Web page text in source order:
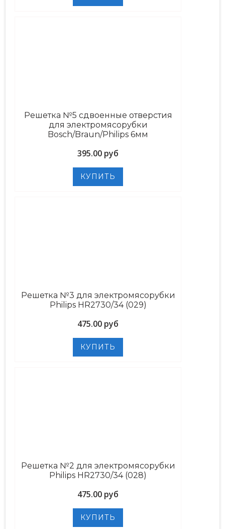
Решетка №5 сдвоенные отверстия
для электромясорубки
Bosch/Braun/Philips 6мм
395.00 руб
Решетка №3 для электромясорубки
Philips HR2730/34 (029)
475.00 руб
Решетка №2 для электромясорубки
Philips HR2730/34 (028)
475.00 руб